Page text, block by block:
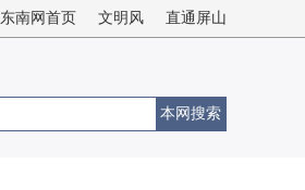
东南网首页 文明风 直通屏山
本网搜索